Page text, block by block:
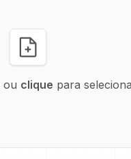
ou clique para